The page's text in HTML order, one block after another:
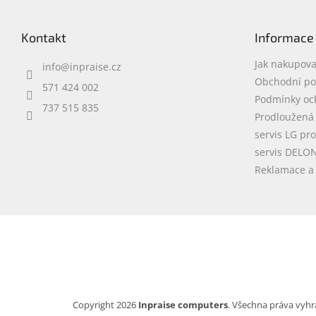
Kontakt
info@inpraise.cz
571 424 002
737 515 835
Jak
Obchodní
Podmínky
servis LG
servis
Reklamace
Copyright 2026 Inpraise computers. Všechna práva